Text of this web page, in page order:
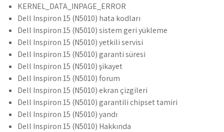
KERNEL_DATA_INPAGE_ERROR
Dell Inspiron 15 (N5010) hata kodları
Dell Inspiron 15 (N5010) sistem geri yükleme
Dell Inspiron 15 (N5010) yetkili servisi
Dell Inspiron 15 (N5010) garanti süresi
Dell Inspiron 15 (N5010) şikayet
Dell Inspiron 15 (N5010) forum
Dell Inspiron 15 (N5010) ekran çizgileri
Dell Inspiron 15 (N5010) garantili chipset tamiri
Dell Inspiron 15 (N5010) yandı
Dell Inspiron 15 (N5010) Hakkında